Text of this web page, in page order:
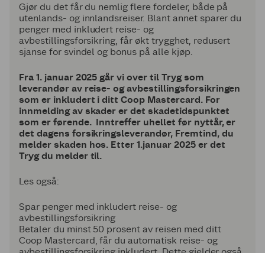
Gjør du det får du nemlig flere fordeler, både på
utenlands- og innlandsreiser. Blant annet sparer du
penger med inkludert reise- og
avbestillingsforsikring, får økt trygghet, redusert
sjanse for svindel og bonus på alle kjøp.
Fra 1. januar 2025 går vi over til Tryg som
leverandør av reise- og avbestillingsforsikringen
som er inkludert i ditt Coop Mastercard. For
innmelding av skader er det skadetidspunktet
som er førende. Inntreffer uhellet før nyttår, er
det dagens forsikringsleverandør, Fremtind, du
melder skaden hos. Etter 1.januar 2025 er det
Tryg du melder til.
Les også:
Spar penger med inkludert reise- og
avbestillingsforsikring
Betaler du minst 50 prosent av reisen med ditt
Coop Mastercard, får du automatisk reise- og